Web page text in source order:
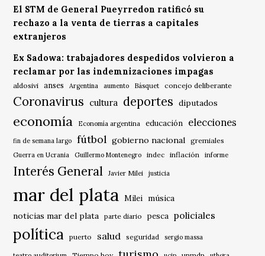
El STM de General Pueyrredon ratificó su
rechazo a la venta de tierras a capitales
extranjeros
Ex Sadowa: trabajadores despedidos volvieron a
reclamar por las indemnizaciones impagas
aldosivi anses Argentina aumento Básquet concejo deliberante
Coronavirus cultura deportes diputados
economía Economía argentina educación elecciones
fin de semana largo fútbol gobierno nacional gremiales
Guerra en Ucrania Guillermo Montenegro indec inflación informe
Interés General Javier Milei justicia
mar del plata Milei música
noticias mar del plata
parte diario pesca policiales
política puerto salud seguridad sergio massa